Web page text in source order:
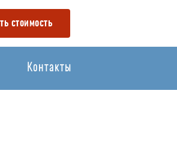
стоимость
Контакты